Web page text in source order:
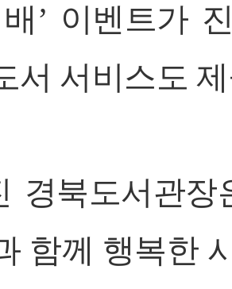
’ 이벤트가
서 서비스도
경북도서관
함께 행복한